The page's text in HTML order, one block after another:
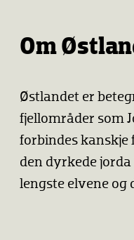
Om
Østlandet er
fjellområder som
forbindes
den dyrkede jorda
lengste elvene og